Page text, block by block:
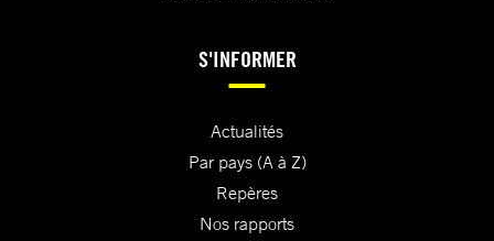
S'INFORMER
Actualités
Par pays (A à Z)
Repères
Nos rapports